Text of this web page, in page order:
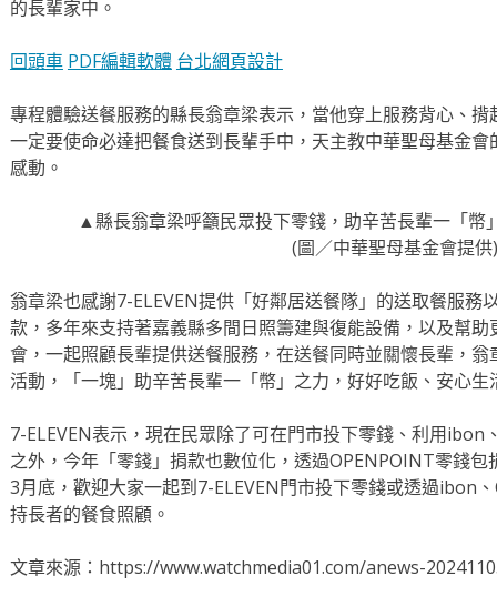
的長輩家中。
回頭車 PDF編輯軟體 台北網頁設計
專程體驗送餐服務的縣長翁章梁表示，當他穿上服務背心、
一定要使命必達把餐食送到長輩手中，天主教中華聖母基金
感動。
▲縣長翁章梁呼籲民眾投下零錢，助辛苦長輩一「幣
(圖／中華聖母基金會提
翁章梁也感謝7-ELEVEN提供「好鄰居送餐隊」的送取餐服務
款，多年來支持著嘉義縣多間日照籌建與復能設備，以及幫
會，一起照顧長輩提供送餐服務，在送餐同時並關懷長輩，
活動，「一塊」助辛苦長輩一「幣」之力，好好吃飯、安心生
7-ELEVEN表示，現在民眾除了可在門市投下零錢、利用ibon
之外，今年「零錢」捐款也數位化，透過OPENPOINT零錢
3月底，歡迎大家一起到7-ELEVEN門市投下零錢或透過ibon
持長者的餐食照顧。
文章來源：https://www.watchmedia01.com/anews-